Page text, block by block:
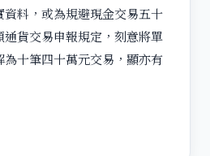
料，或為規避現金交易五十
貨交易申報規定，刻意將單
十筆四十萬元交易，顯亦有